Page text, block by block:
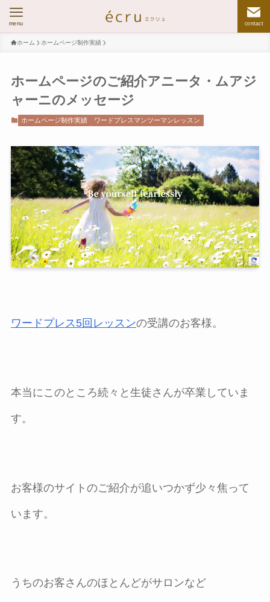
contact
menu
ホーム ホームページ制作実績
ホームページのご紹介アニータ・ムアジ
ャーニのメッセージ
ホームページ制作実績 ワードプレスマンツーマンレッスン
ワードプレス5回レッスンの受講のお客様。
本当にこのところ続々と生徒さんが卒業していま
す。
お客様のサイトのご紹介が追いつかず少々焦って
います。
うちのお客さんのほとんどがサロンなど